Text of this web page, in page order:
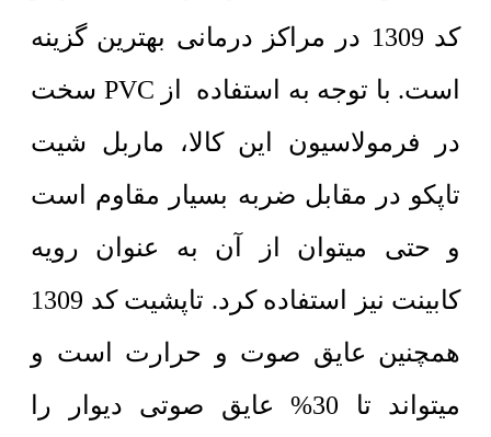
کد 1309 در مراکز درمانی بهترین گزینه
است. با توجه به استفاده از PVC سخت
در فرمولاسیون این کالا، ماربل شیت
تاپکو در مقابل ضربه بسیار مقاوم است
و حتی میتوان از آن به عنوان رویه
کابینت نیز استفاده کرد. تاپشیت کد 1309
همچنین عایق صوت و حرارت است و
میتواند تا 30% عایق صوتی دیوار را